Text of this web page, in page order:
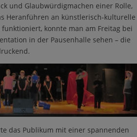
und Glaubwürdigmachen einer Rolle,
Heranführen an künstlerisch-kulturelle
konnte man am Freitag bei
in der Pausenhalle sehen – die
das Publikum mit einer spannenden